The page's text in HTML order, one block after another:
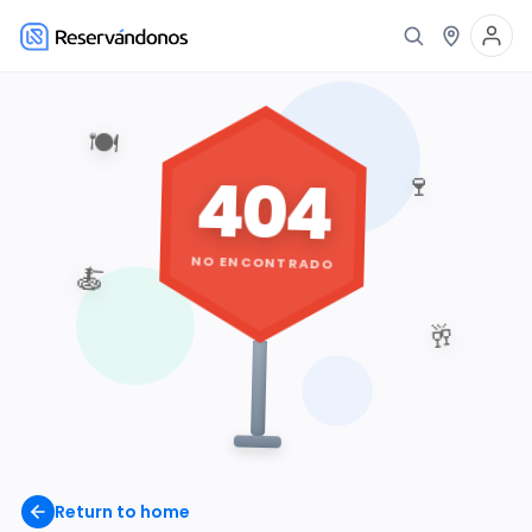
Return to home
🍽️
🍷
🥂
🍝
404
NO ENCONTRADO